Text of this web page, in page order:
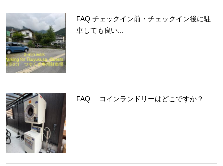
FAQ:チェックイン前・チェックイン後に駐
車しても良い...
FAQ: コインランドリーはどこですか？